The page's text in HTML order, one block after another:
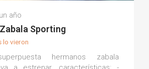
La Torre M.
(0)
año
Sporting
lo vieron
hermanos zabala